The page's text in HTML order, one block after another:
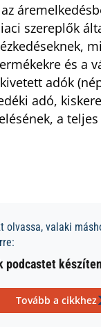
szereplők
és a
adók
adó,
a
olvassa, valaki
podcastet
Tovább a cikkhez